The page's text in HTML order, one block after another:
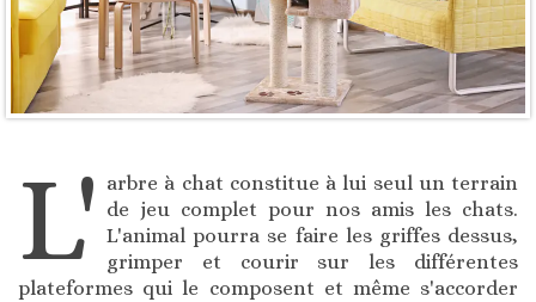
L'
arbre à chat constitue à lui seul un terrain
de jeu complet pour nos amis les chats.
L'animal pourra se faire les griffes dessus,
grimper et courir sur les différentes
plateformes qui le composent et même s'accorder